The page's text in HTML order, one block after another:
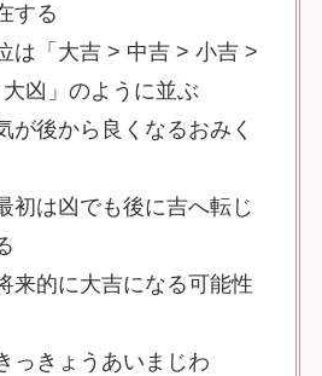
する
は「大吉 > 中吉 > 小吉 >
凶」のように並ぶ
が後から良くなるおみく
初は凶でも後に吉へ転じ
来的に大吉になる可能性
っきょうあいまじわ